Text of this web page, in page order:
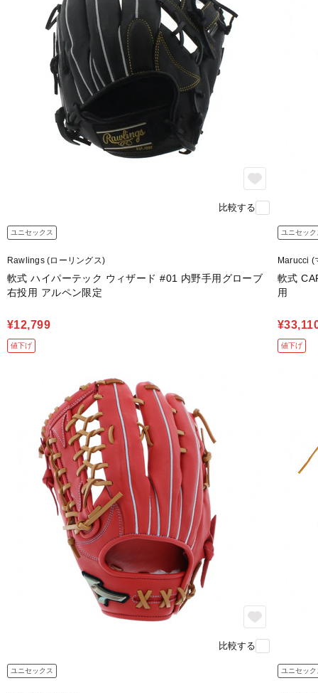
比較する
ユニセックス
Rawlings (ローリングス)
軟式 ハイパーテック ウィザード #01 内野手用グローブ
右投用 アルペン限定
¥12,799
値下げ
ユニセック
Marucci (
軟式
用
値下げ
比較する
ユニセックス ユニセック